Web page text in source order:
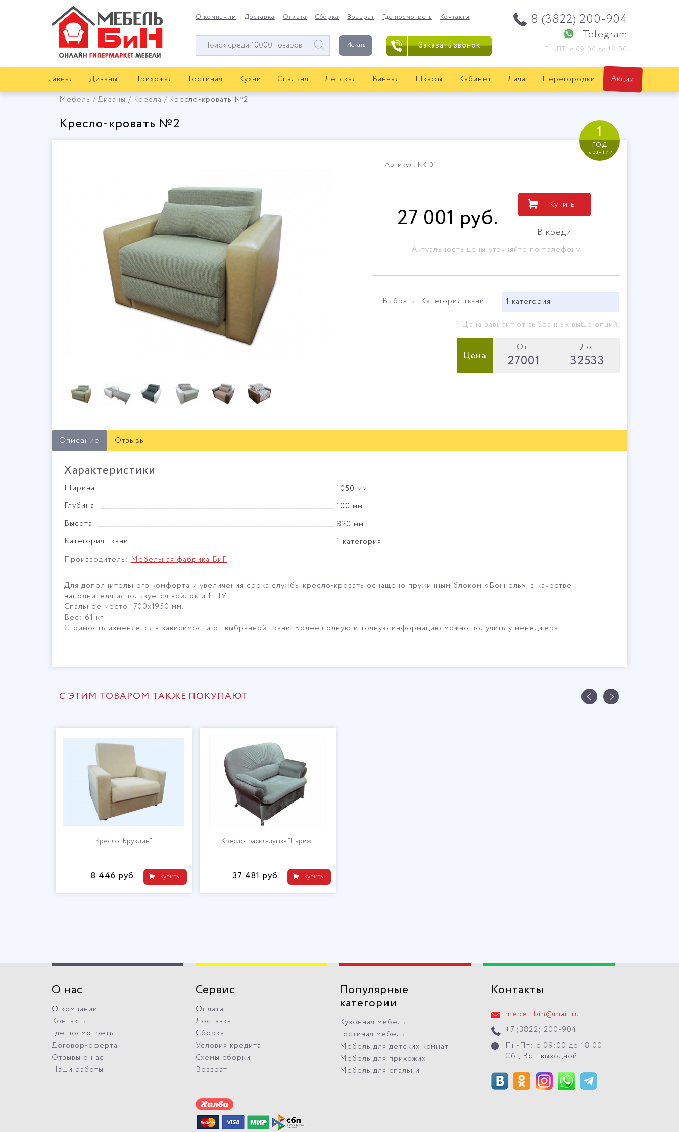
О компании Доставка Оплата Сборка Возврат Где посмотреть Контакты
Окно
поиска
Искать
8 (3822) 200-904
Telegram
ПН-ПТ: с 09:00 до 18:00
Заказать звонок
Главная Диваны Прихожая Гостиная Кухни Спальня Детская Ванная Шкафы Кабинет Дача Перегородки
Акции
Мебель
Диваны Кресла Кресло-кровать №2
Кресло-кровать №2 1
год
гарантии
Артикул: КК-01
27 001 руб. Купить
В кредит
Актуальность цены уточняйте по телефону
Выбрать: Категория ткани 1 категория
* Цена зависит от выбранных выше опций.
Цена
От:
27001
До:
32533
Описание Отзывы
Характеристики
Ширина
1050 мм
Глубина
100 мм
Высота
820 мм
Категория ткани
1 категория
Производитель:Мебельная фабрика БиГ
Для дополнительного комфорта и увеличения срока службы кресло-кровать оснащёно пружинным блоком «Боннель», в качестве
наполнителя используется войлок и ППУ.
Спальное место: 700х1950 мм.
Вес: 61 кг.
Стоимость изменяется в зависимости от выбранной ткани. Более полную и точную информацию можно получить у менеджера.
С ЭТИМ ТОВАРОМ ТАКЖЕ ПОКУПАЮТ
Кресло "Бруклин"
купить
8 446 руб.
Кресло-раскладушка "Париж"
купить
37 481 руб.
О нас
О компании
Контакты
Где посмотреть
Договор-оферта
Отзывы о нас
Наши работы
Сервис
Оплата
Доставка
Сборка
Условия кредита
Схемы сборки
Возврат
Популярные
категории
Кухонная мебель
Гостиная мебель
Мебель для детских комнат
Мебель для прихожих
Мебель для спальни
Контакты
mebel-bin@mail.ru
+7 (3822) 200-904
Пн-Пт: с 09:00 до 18:00
Сб., Вс.: выходной